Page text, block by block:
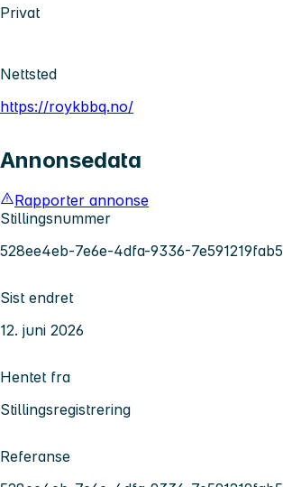
Privat
Nettsted
https://roykbbq.no/
Annonsedata
Rapporter annonse
Stillingsnummer
528ee4eb-7e6e-4dfa-9336-7e591219fab5
Sist endret
12. juni 2026
Hentet fra
Stillingsregistrering
Referanse